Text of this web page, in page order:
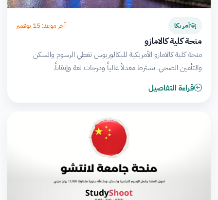
أمريكا آخر موعد: 15 نوفمبر
منحة كلية كالامازو
منحة كلية كالامازو الأمريكية للبكالوريوس تغطي الرسوم والسكن
والتأمين الصحي. تشترط معدلاً عالياً ودرجات لغة وإتقاناً.
قراءة التفاصيل